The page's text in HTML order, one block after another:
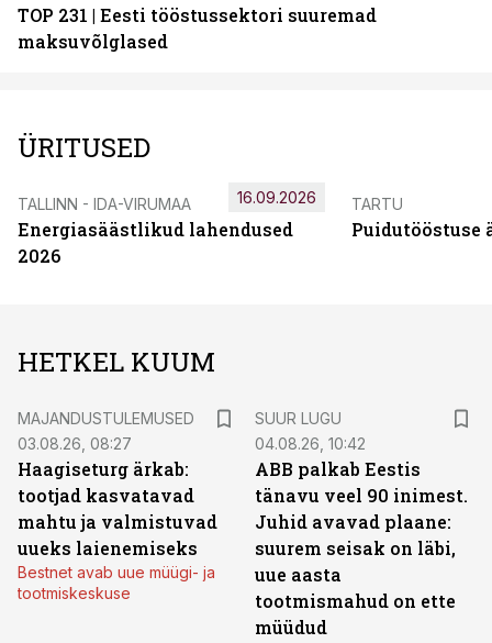
TOP 231 | Eesti tööstussektori suuremad
maksuvõlglased
ÜRITUSED
TALLINN - IDA-VIRUMAA
Energiasäästlikud lahendused
2026
16.09.2026 TARTU
Puidutööstuse
HETKEL KUUM
MAJANDUSTULEMUSED
03.08.26, 08:27
Haagiseturg ärkab:
tootjad kasvatavad
mahtu ja valmistuvad
uueks laienemiseks
Bestnet avab uue müügi- ja
tootmiskeskuse
SUUR LUGU
04.08.26, 10:42
ABB palkab Eestis
tänavu veel 90 inimest.
Juhid avavad plaane:
suurem seisak on läbi,
uue aasta
tootmismahud on ette
müüdud